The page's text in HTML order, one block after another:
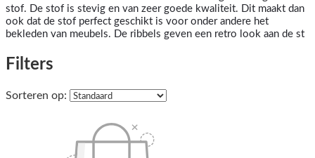
stof. De stof is stevig en van zeer goede kwaliteit. Dit maakt dan
ook dat de stof perfect geschikt is voor onder andere het
bekleden van meubels. De ribbels geven een retro look aan de st
Filters
Sorteren op: